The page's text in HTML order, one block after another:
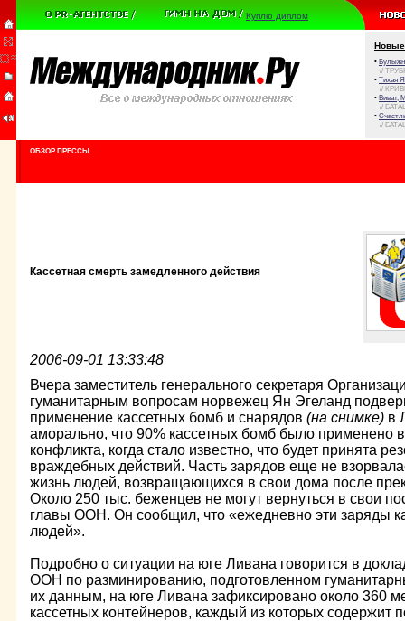
Куплю диплом
Новые
•
//
• Тихая
//
• Виват,
//
•
//
ОБЗОР ПРЕССЫ
Кассетная смерть замедленного действия
2006-09-01 13:33:48
Вчера заместитель генерального секретаря
гуманитарным вопросам норвежец Ян Эгеланд
применение кассетных бомб и снарядов (на снимке) в
аморально, что 90% кассетных бомб было применено
конфликта, когда стало известно, что будет принята
враждебных действий. Часть зарядов еще не
жизнь людей, возвращающихся в свои дома после
Около 250 тыс. беженцев не могут вернуться в свои
главы ООН. Он сообщил, что «ежедневно эти заряды
людей».
Подробно о ситуации на юге Ливана говорится в
ООН по разминированию, подготовленном
их данным, на юге Ливана зафиксировано около 360
кассетных контейнеров, каждый из которых содержит